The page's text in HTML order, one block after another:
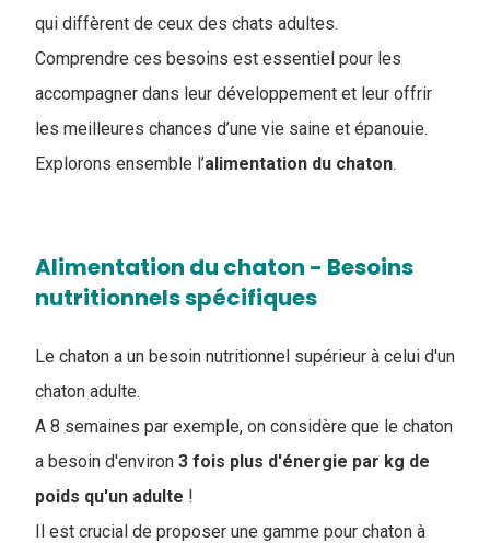
qui diffèrent de ceux des chats adultes.
Comprendre ces besoins est essentiel pour les
accompagner dans leur développement et leur offrir
les meilleures chances d’une vie saine et épanouie.
Explorons ensemble l’​alimentation du chaton.
Alimentation du chaton - Besoins
nutritionnels spécifiques
Le chaton a un besoin nutritionnel supérieur à celui d'un
chaton adulte.
A 8 semaines par exemple, on considère que le chaton
a besoin d'environ 3 fois plus d'énergie par kg de
poids qu'un adulte !
Il est crucial de proposer une gamme pour chaton à